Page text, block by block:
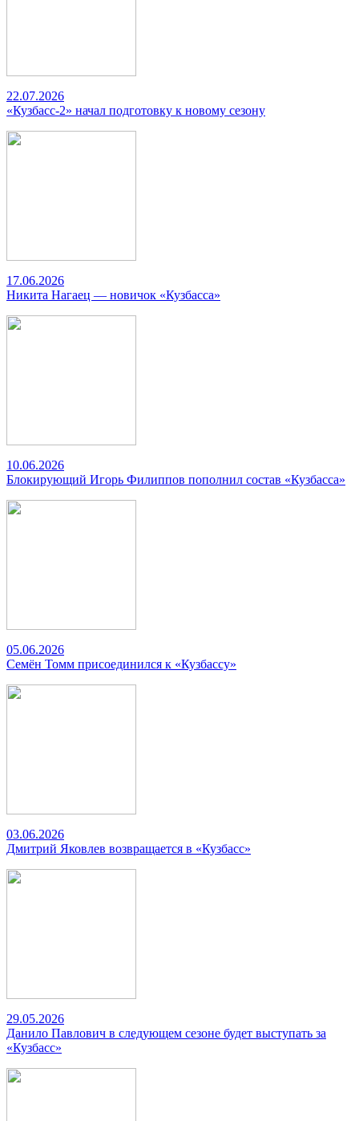
22.07.2026
«Кузбасс-2» начал подготовку к новому сезону
17.06.2026
Никита Нагаец — новичок «Кузбасса»
10.06.2026
Блокирующий Игорь Филиппов пополнил состав «Кузбасса»
05.06.2026
Семён Томм присоединился к «Кузбассу»
03.06.2026
Дмитрий Яковлев возвращается в «Кузбасс»
29.05.2026
Данило Павлович в следующем сезоне будет выступать за
«Кузбасс»